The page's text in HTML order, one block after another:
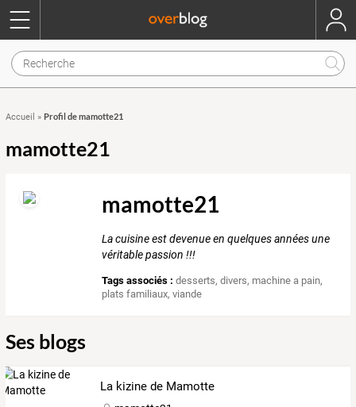
Accueil » Profil de mamotte21
mamotte21
mamotte21
La cuisine est devenue en quelques années une
véritable passion !!!
Tags associés : desserts,divers, machine a pain,
plats familiaux,viande
Ses blogs
La kizine de Mamotte